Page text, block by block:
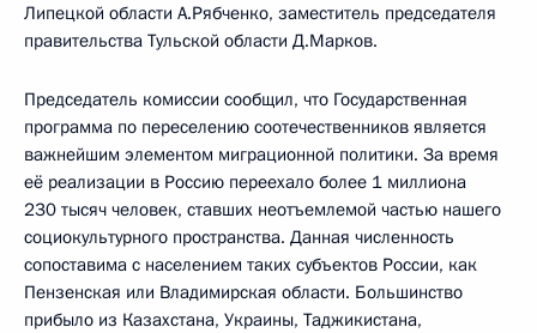
Липецкой области А.Рябченко, заместитель председателя
правительства Тульской области Д.Марков.
Председатель комиссии сообщил, что Государственная
программа по переселению соотечественников является
важнейшим элементом миграционной политики. За время
её реализации в Россию переехало более 1 миллиона
230 тысяч человек, ставших неотъемлемой частью нашего
социокультурного пространства. Данная численность
сопоставима с населением таких субъектов России, как
Пензенская или Владимирская области. Большинство
прибыло из Казахстана, Украины, Таджикистана,